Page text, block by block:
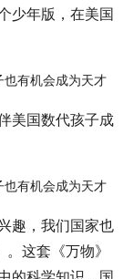
少年版，在美国
美国数代孩子成
趣，我们国家也
这套《万物》